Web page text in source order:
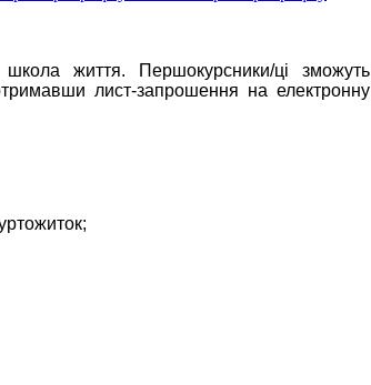
життя. Першокурсники/ці зможуть
лист-запрошення на електронну